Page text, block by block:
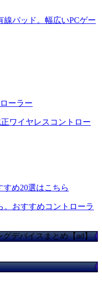
線パッド。幅広いPCゲー
ーラー
ワイヤレスコントロー
すめ20選はこちら
。おすすめコントローラ
デバイスまとめ【ad】